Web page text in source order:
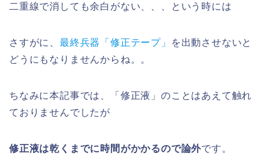
二重線で消しても余白がない、、、という時には
さすがに、 最終兵器「修正テープ」
を出動させないと
どうにもなりませんからね。。
ちなみに本記事では、「修正液」のことはあえて触れ
ておりませんでしたが
修正液は乾くまでに時間がかかるので論外です。